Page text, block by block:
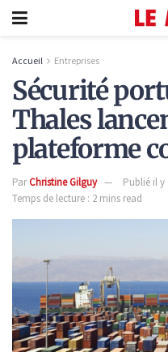
Accueil Entreprises
Sécurité
Thales
plateforme
ParChristine Gilguy
Publié il y
Temps de lecture : 2 mins read